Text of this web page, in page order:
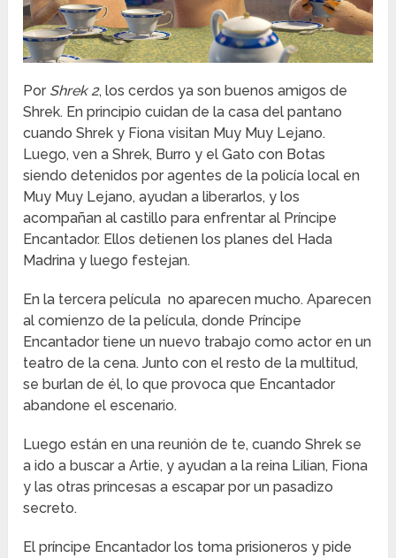
Por Shrek 2, los cerdos ya son buenos amigos de
Shrek. En principio cuidan de la casa del pantano
cuando Shrek y Fiona visitan Muy Muy Lejano.
Luego, ven a Shrek, Burro y el Gato con Botas
siendo detenidos por agentes de la policía local en
Muy Muy Lejano, ayudan a liberarlos, y los
acompañan al castillo para enfrentar al Príncipe
Encantador. Ellos detienen los planes del Hada
Madrina y luego festejan.
En la tercera película no aparecen mucho. Aparecen
al comienzo de la película, donde Príncipe
Encantador tiene un nuevo trabajo como actor en un
teatro de la cena. Junto con el resto de la multitud,
se burlan de él, lo que provoca que Encantador
abandone el escenario.
Luego están en una reunión de te, cuando Shrek se
a ido a buscar a Artie, y ayudan a la reina Lilian, Fiona
y las otras princesas a escapar por un pasadizo
secreto.
El príncipe Encantador los toma prisioneros y pide